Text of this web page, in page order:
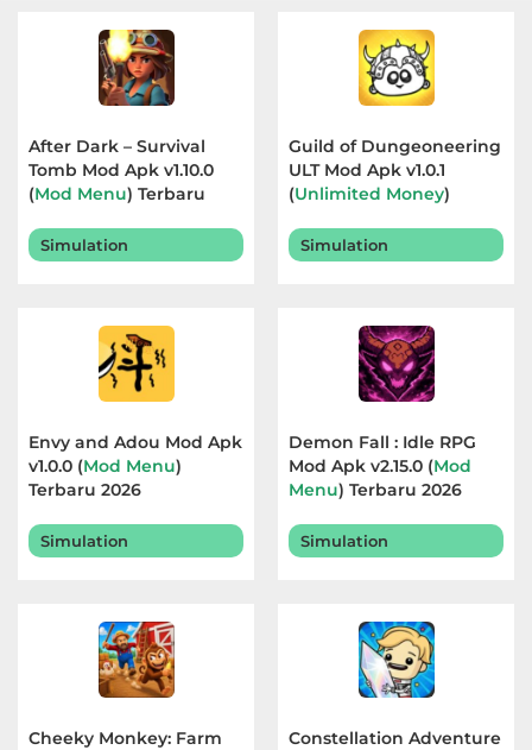
After Dark – Survival
Tomb Mod Apk v1.10.0
(Mod Menu) Terbaru
Simulation
Guild of Dungeoneering
ULT Mod Apk v1.0.1
(Unlimited Money)
Simulation
Envy and Adou Mod Apk
v1.0.0 (Mod Menu)
Terbaru 2026
Simulation
Demon Fall : Idle RPG
Mod Apk v2.15.0 (Mod
Menu) Terbaru 2026
Simulation
Cheeky Monkey: Farm
Constellation Adventure